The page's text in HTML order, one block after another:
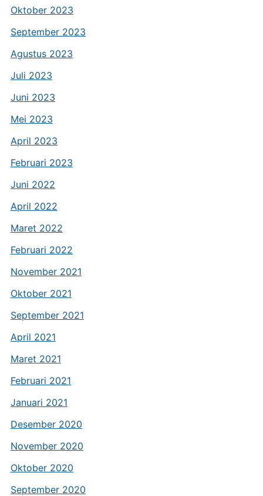
Oktober 2023
September 2023
Agustus 2023
Juli 2023
Juni 2023
Mei 2023
April 2023
Februari 2023
Juni 2022
April 2022
Maret 2022
Februari 2022
November 2021
Oktober 2021
September 2021
April 2021
Maret 2021
Februari 2021
Januari 2021
Desember 2020
November 2020
Oktober 2020
September 2020